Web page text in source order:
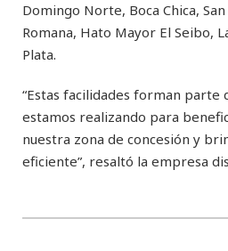
Domingo Norte, Boca Chica,
Romana, Hato Mayor El Seibo,
Plata.
“Estas facilidades forman parte
estamos realizando para
nuestra zona de concesión y
eficiente”, resaltó la empresa